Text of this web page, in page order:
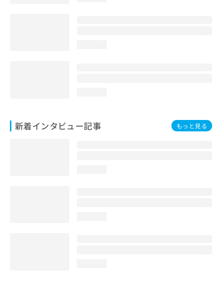
新着インタビュー記事 もっと見る